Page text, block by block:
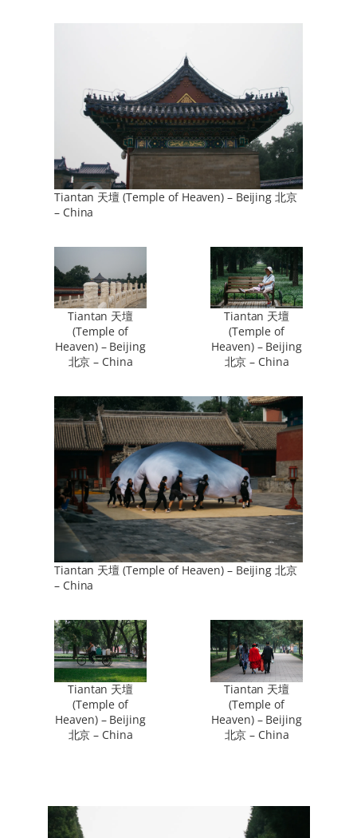
Tiantan 天壇 (Temple of Heaven) – Beijing 北京
– China
Tiantan 天壇
(Temple of
Heaven) – Beijing
北京 – China
Tiantan 天壇
(Temple of
Heaven) – Beijing
北京 – China
Tiantan 天壇 (Temple of Heaven) – Beijing 北京
– China
Tiantan 天壇
(Temple of
Heaven) – Beijing
北京 – China
Tiantan 天壇
(Temple of
Heaven) – Beijing
北京 – China